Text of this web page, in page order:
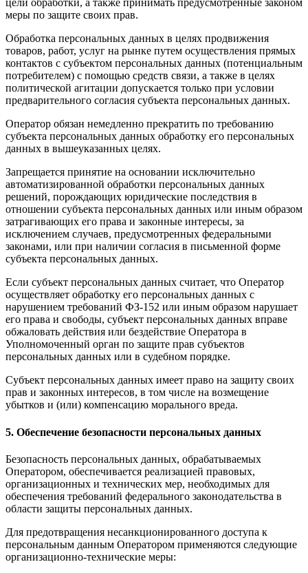
цели обработки, а также принимать предусмотренные законом
меры по защите своих прав.
Обработка персональных данных в целях продвижения
товаров, работ, услуг на рынке путем осуществления прямых
контактов с субъектом персональных данных (потенциальным
потребителем) с помощью средств связи, а также в целях
политической агитации допускается только при условии
предварительного согласия субъекта персональных данных.
Оператор обязан немедленно прекратить по требованию
субъекта персональных данных обработку его персональных
данных в вышеуказанных целях.
Запрещается принятие на основании исключительно
автоматизированной обработки персональных данных
решений, порождающих юридические последствия в
отношении субъекта персональных данных или иным образом
затрагивающих его права и законные интересы, за
исключением случаев, предусмотренных федеральными
законами, или при наличии согласия в письменной форме
субъекта персональных данных.
Если субъект персональных данных считает, что Оператор
осуществляет обработку его персональных данных с
нарушением требований ФЗ-152 или иным образом нарушает
его права и свободы, субъект персональных данных вправе
обжаловать действия или бездействие Оператора в
Уполномоченный орган по защите прав субъектов
персональных данных или в судебном порядке.
Субъект персональных данных имеет право на защиту своих
прав и законных интересов, в том числе на возмещение
убытков и (или) компенсацию морального вреда.
5. Обеспечение безопасности персональных данных
Безопасность персональных данных, обрабатываемых
Оператором, обеспечивается реализацией правовых,
организационных и технических мер, необходимых для
обеспечения требований федерального законодательства в
области защиты персональных данных.
Для предотвращения несанкционированного доступа к
персональным данным Оператором применяются следующие
организационно-технические меры: